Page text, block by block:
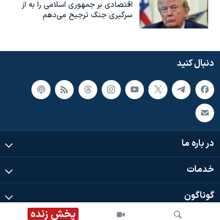
پخش زنده
اقتصادی بر جمهوری اسلامی را به از
سرگیری جنگ ترجیح می‌دهم
دنبال کنید
در باره ما
خدمات
گوناگون